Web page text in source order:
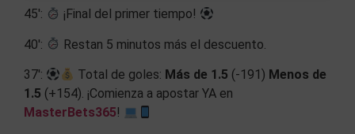
45′: ¡Final del primer tiempo!
40′: Restan 5 minutos más el descuento.
37′: Total de goles: Más de 1.5 (-191) Menos de
1.5 (+154). ¡Comienza a apostar YA en
MasterBets365!